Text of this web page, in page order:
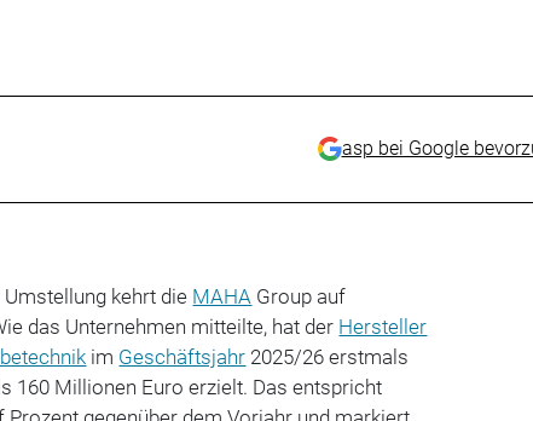
asp bei Google
kehrt die MAHA Group auf
das Unternehmen mitteilte, hat der Hersteller
im Geschäftsjahr 2025/26 erstmals
160 Millionen Euro erzielt. Das entspricht